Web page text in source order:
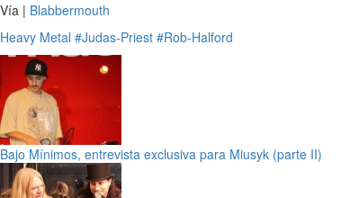
Vía | Blabbermouth
Heavy Metal #Judas-Priest #Rob-Halford
Bajo Mínimos, entrevista exclusiva para Miusyk (parte II)